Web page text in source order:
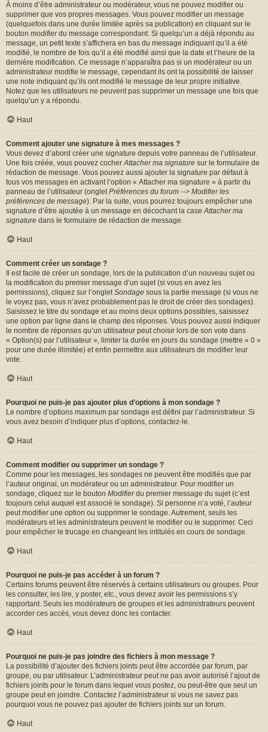
À moins d’être administrateur ou modérateur, vous ne pouvez modifier ou
supprimer que vos propres messages. Vous pouvez modifier un message
(quelquefois dans une durée limitée après sa publication) en cliquant sur le
bouton modifierdu message correspondant. Si quelqu’un a déjà répondu au
message, un petit texte s’affichera en bas du message indiquant qu’il a été
modifié, le nombre de fois qu’il a été modifié ainsi que la date et l’heure de la
dernière modification. Ce message n’apparaîtra pas si un modérateur ou un
administrateur modifie le message, cependant ils ont la possibilité de laisser
une note indiquant qu’ils ont modifié le message de leur propre initiative.
Notez que les utilisateurs ne peuvent pas supprimer un message une fois que
quelqu’un y a répondu.
Haut
Comment ajouter une signature à mes messages ?
Vous devez d’abord créer une signature depuis votre panneau de l’utilisateur.
Une fois créée, vous pouvez cocherAttacher ma signature sur le formulaire de
rédaction de message. Vous pouvez aussi ajouter la signature par défaut à
tous vos messages en activant l’option « Attacher ma signature » à partir du
panneau de l’utilisateur (ongletPréférences du forum --> Modifier les
préférences de message). Par la suite, vous pourrez toujours empêcher une
signature d’être ajoutée à un message en décochant la caseAttacher ma
signature dans le formulaire de rédaction de message.
Haut
Comment créer un sondage ?
Il est facile de créer un sondage, lors de la publication d’un nouveau sujet ou
la modification du premier message d’un sujet (si vous en avez les
permissions), cliquez sur l’ongletSondage sous la partie message (si vous ne
le voyez pas, vous n’avez probablement pas le droit de créer des sondages).
Saisissez le titre du sondage et au moins deux options possibles, saisissez
une option par ligne dans le champ des réponses. Vous pouvez aussi indiquer
le nombre de réponses qu’un utilisateur peut choisir lors de son vote dans
« Option(s) par l’utilisateur », limiter la durée en jours du sondage (mettre « 0 »
pour une durée illimitée) et enfin permettre aux utilisateurs de modifier leur
vote.
Haut
Pourquoi ne puis-je pas ajouter plus d’options à mon sondage ?
Le nombre d’options maximum par sondage est défini par l’administrateur. Si
vous avez besoin d’indiquer plus d’options, contactez-le.
Haut
Comment modifier ou supprimer un sondage ?
Comme pour les messages, les sondages ne peuvent être modifiés que par
l’auteur original, un modérateur ou un administrateur. Pour modifier un
sondage, cliquez sur le bouton Modifierdu premier message du sujet (c’est
toujours celui auquel est associé le sondage). Si personne n’a voté, l’auteur
peut modifier une option ou supprimer le sondage. Autrement, seuls les
modérateurs et les administrateurs peuvent le modifier ou le supprimer. Ceci
pour empêcher le trucage en changeant les intitulés en cours de sondage.
Haut
Pourquoi ne puis-je pas accéder à un forum ?
Certains forums peuvent être réservés à certains utilisateurs ou groupes. Pour
les consulter, les lire, y poster, etc., vous devez avoir les permissions s’y
rapportant. Seuls les modérateurs de groupes et les administrateurs peuvent
accorder ces accès, vous devez donc les contacter.
Haut
Pourquoi ne puis-je pas joindre des fichiers à mon message ?
La possibilité d’ajouter des fichiers joints peut être accordée par forum, par
groupe, ou par utilisateur. L’administrateur peut ne pas avoir autorisé l’ajout de
fichiers joints pour le forum dans lequel vous postez, ou peut-être que seul un
groupe peut en joindre. Contactez l’administrateur si vous ne savez pas
pourquoi vous ne pouvez pas ajouter de fichiers joints sur un forum.
Haut